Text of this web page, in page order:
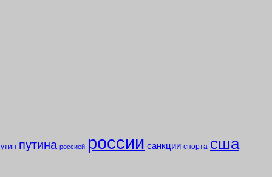
путина россией россии санкции спорта сша